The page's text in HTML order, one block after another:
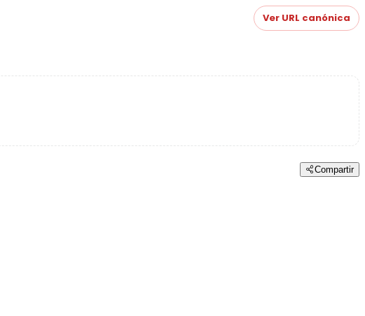
Ver URL canónica
Compartir